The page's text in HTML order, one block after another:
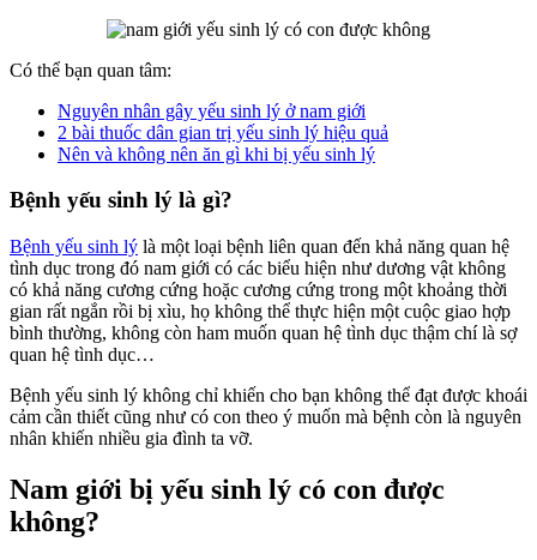
Có thể bạn quan tâm:
Nguyên nhân gây yếu sinh lý ở nam giới
2 bài thuốc dân gian trị yếu sinh lý hiệu quả
Nên và không nên ăn gì khi bị yếu sinh lý
Bệnh yếu sinh lý là gì?
Bệnh yếu sinh lý là một loại bệnh liên quan đến khả năng quan hệ
tình dục trong đó nam giới có các biểu hiện như dương vật không
có khả năng cương cứng hoặc cương cứng trong một khoảng thời
gian rất ngắn rồi bị xìu, họ không thể thực hiện một cuộc giao hợp
bình thường, không còn ham muốn quan hệ tình dục thậm chí là sợ
quan hệ tình dục…
Bệnh yếu sinh lý không chỉ khiến cho bạn không thể đạt được khoái
cảm cần thiết cũng như có con theo ý muốn mà bệnh còn là nguyên
nhân khiến nhiều gia đình ta vỡ.
Nam giới bị yếu sinh lý có con được
không?